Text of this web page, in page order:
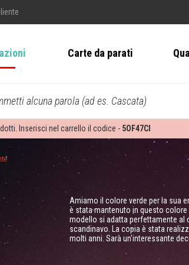
Carte da parati
alcuna parola (ad es. Cascata)
Inserisci nel carrello il codice - 5OF47CI
Amiamo il colore verde per la sua
è stata mantenuto in questo
modello si adatta perfettamente al
scandinavo. La copia è stata
molti anni. Sarà un'interessante